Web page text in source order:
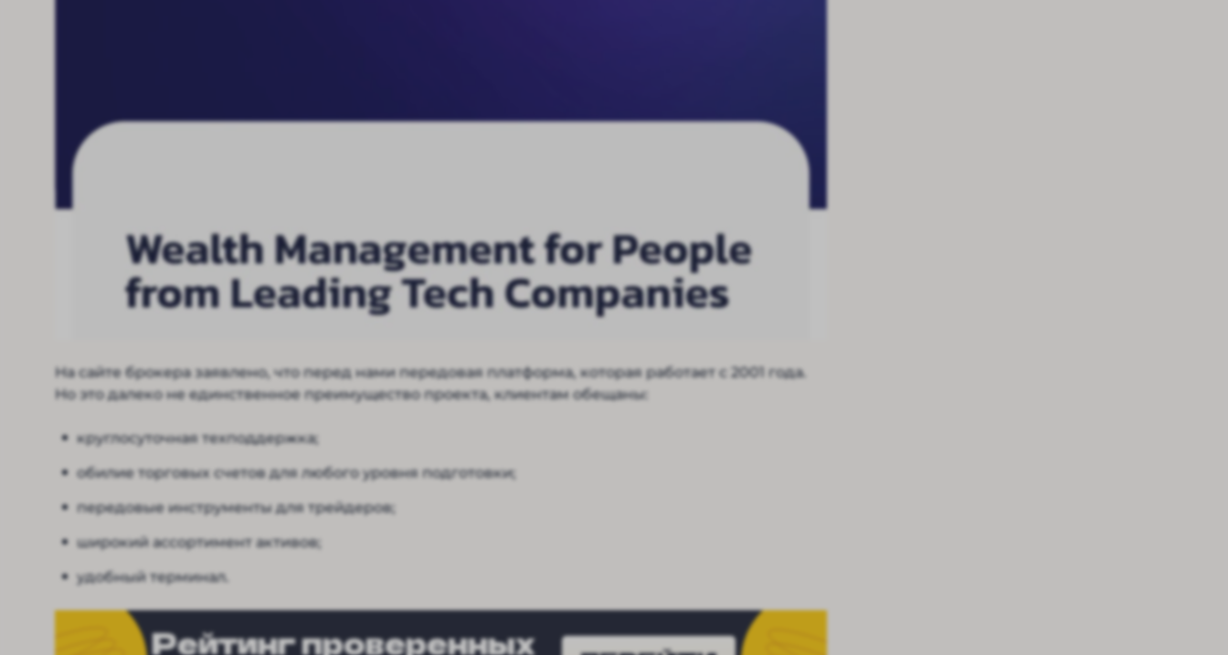
На сайте брокера заявлено, что перед нами передовая платформа, которая работает с 2001 года.
Но это далеко не единственное преимущество проекта, клиентам обещаны:
круглосуточная техподдержка;
обилие торговых счетов для любого уровня подготовки;
передовые инструменты для трейдеров;
широкий ассортимент активов;
удобный терминал.
Рейтинг проверенных